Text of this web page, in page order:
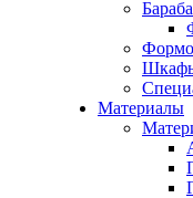
Материалы